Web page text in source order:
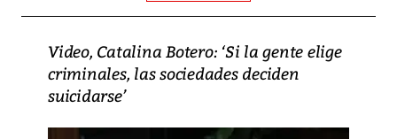
Video, Catalina Botero: ‘Si la gente elige
criminales, las sociedades deciden
suicidarse’